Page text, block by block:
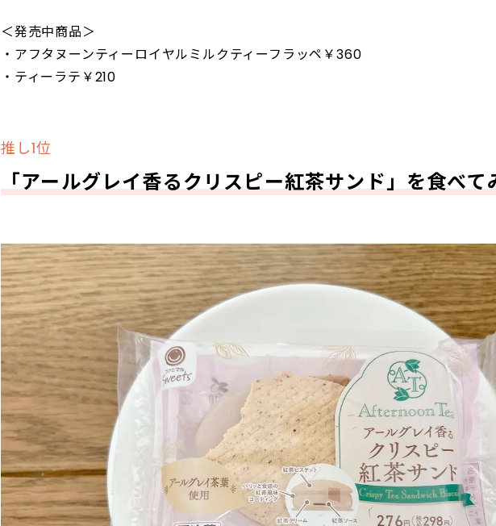
＜発売中商品＞
・アフタヌーンティーロイヤルミルクティーフラッペ￥360
・ティーラテ￥210
推し1位
「アールグレイ香るクリスピー紅茶サンド」を食べて